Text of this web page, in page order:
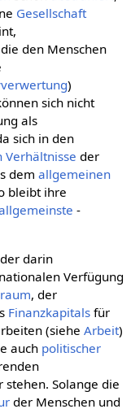
Gesellschaft
den Menschen
)
sich nicht
als
sich in den
Verhältnisse der
dem allgemeinen
bleibt ihre
-
darin
Verfügung
, der
Finanzkapitalsfür
(siehe Arbeit)
auch politischer
Solange die
der Menschen und